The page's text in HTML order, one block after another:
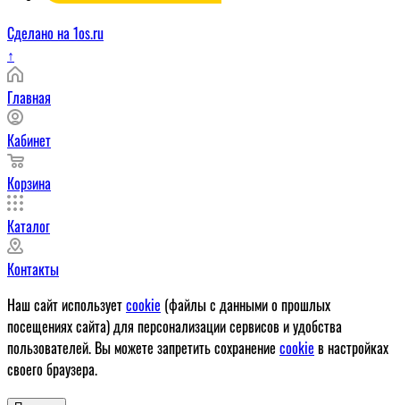
Сделано на 1os.ru
↑
Главная
Кабинет
Корзина
Каталог
Контакты
Наш сайт используетcookie (файлы с данными о прошлых
посещениях сайта) для персонализации сервисов и удобства
пользователей. Вы можете запретить сохранение cookie в настройках
своего браузера.